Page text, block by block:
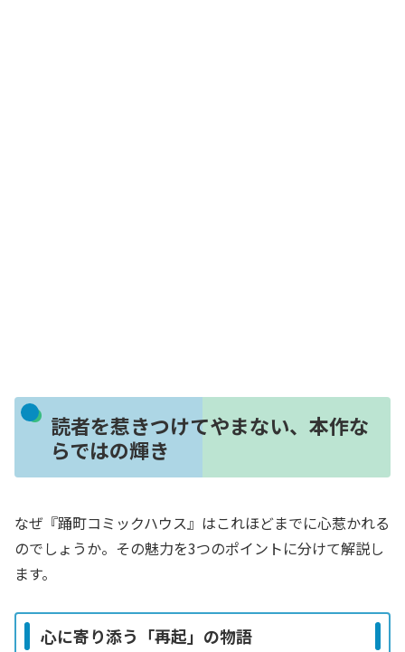
読者を惹きつけてやまない、本作な
らではの輝き
なぜ『踊町コミックハウス』はこれほどまでに心惹かれる
のでしょうか。その魅力を3つのポイントに分けて解説し
ます。
心に寄り添う「再起」の物語